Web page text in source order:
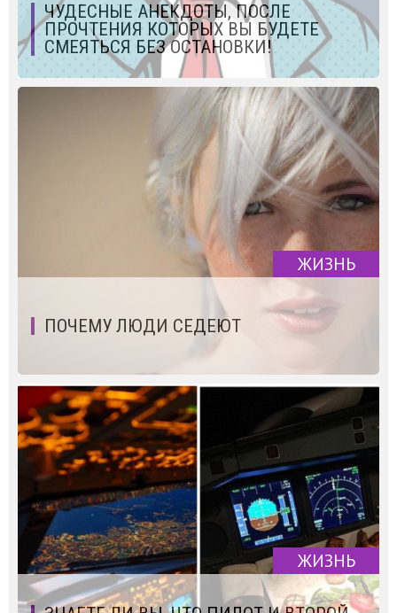
ЧУДЕСНЫЕ АНЕКДОТЫ, ПОСЛЕ
ПРОЧТЕНИЯ КОТОРЫХ ВЫ БУДЕТЕ
СМЕЯТЬСЯ БЕЗ ОСТАНОВКИ!
ЖИЗНЬ
ПОЧЕМУ ЛЮДИ СЕДЕЮТ
ЖИЗНЬ